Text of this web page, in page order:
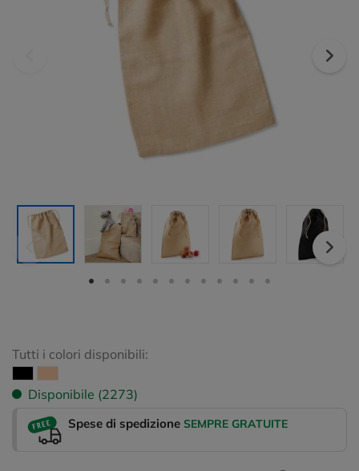
Tutti i colori disponibili:
Disponibile (2273)
Spese di spedizione SEMPRE GRATUITE